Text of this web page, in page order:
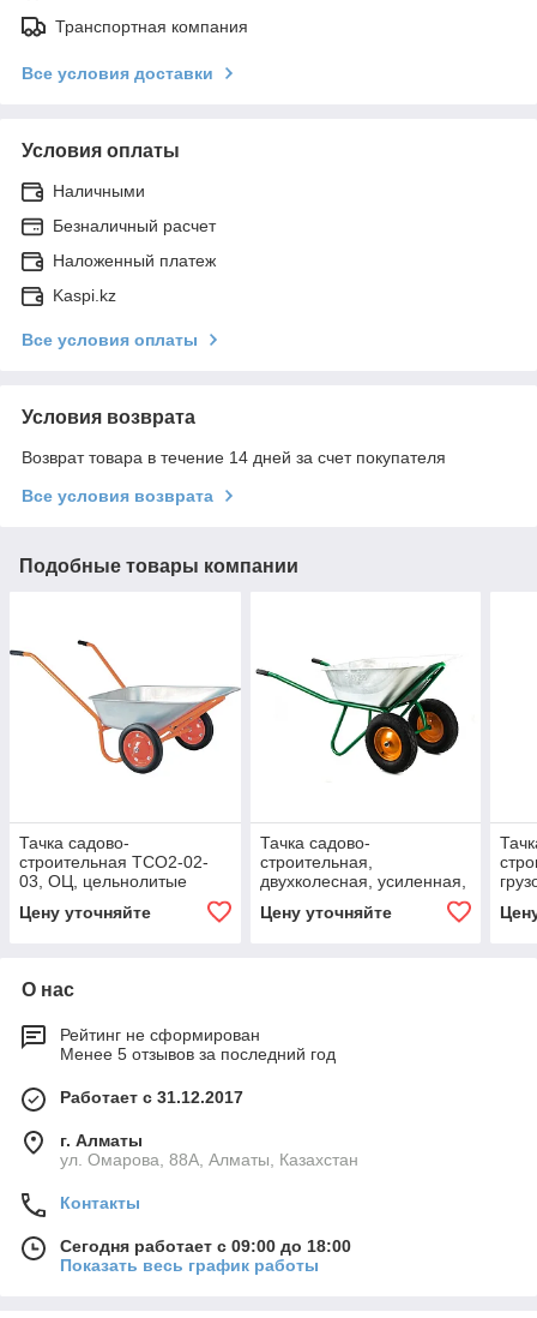
Транспортная компания
Все условия доставки
Условия оплаты
Наличными
Безналичный расчет
Наложенный платеж
Kaspi.kz
Все условия оплаты
Условия возврата
Возврат товара в течение 14 дней за счет покупателя
Все условия возврата
Подобные товары компании
Тачка садово-
строительная ТСО2-02-
03, ОЦ, цельнолитые
колеса, грузоподъемность
120 кг, 90 л Россия 68927
Цену уточняйте
Тачка садово-
строительная,
двухколесная, усиленная,
грузоподьемность 320 кг,
обьем 100 л Palisad 68937
Цену уточняйте
О нас
Рейтинг не сформирован
Менее 5 отзывов за последний год
Работает с 31.12.2017
г. Алматы
ул. Омарова, 88А, Алматы, Казахстан
Контакты
Сегодня работает с 09:00 до 18:00
Показать весь график работы